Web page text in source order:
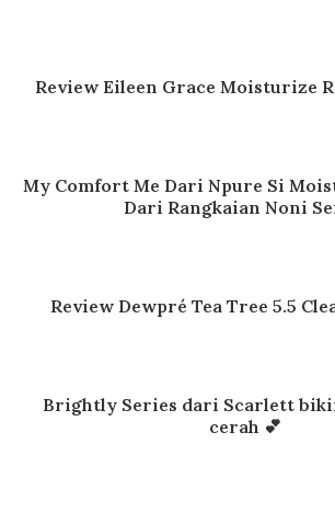
Review Eileen Grace Moisturize
My Comfort Me Dari Npure Si
Dari Rangkaian Noni
Review Dewpré Tea Tree 5.5
Brightly Series dari Scarlett
cerah 💕